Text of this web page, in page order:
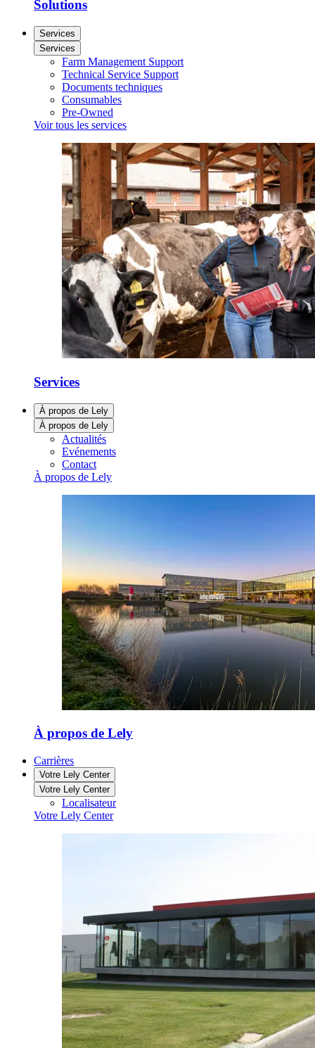
Solutions
Services
Services
Farm Management Support
Technical Service Support
Documents techniques
Consumables
Pre-Owned
Voir tous les services
Services
À propos de Lely
À propos de Lely
Actualités
Evénements
Contact
À propos de Lely
À propos de Lely
Carrières
Votre Lely Center
Votre Lely Center
Localisateur
Votre Lely Center